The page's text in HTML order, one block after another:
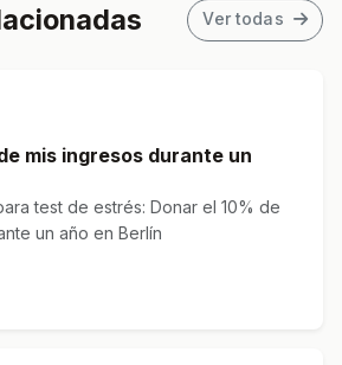
Ver todas
mis ingresos durante un
test de estrés: Donar el 10% de
un año en Berlín